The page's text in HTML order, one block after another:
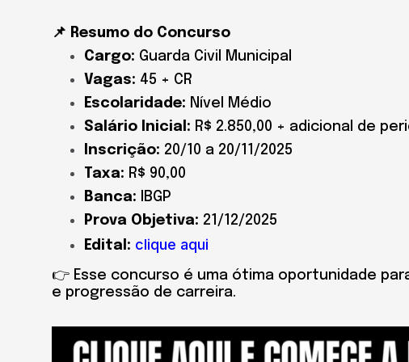
📌 Resumo do Concurso
Cargo: Guarda Civil Municipal
Vagas: 45 + CR
Escolaridade: Nível Médio
Salário Inicial: R$ 2.850,00 + adicional de
Inscrição: 20/10 a 20/11/2025
Taxa: R$ 90,00
Banca: IBGP
Prova Objetiva: 21/12/2025
Edital: clique aqui
👉 Esse concurso é uma ótima oportunidade
e progressão de carreira.